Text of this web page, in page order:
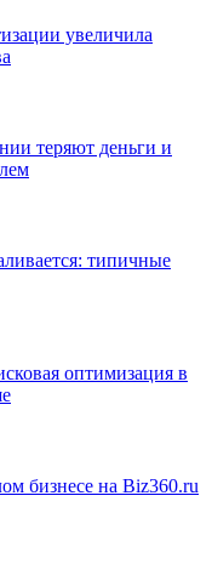
увеличила
теряют деньги и
типичные
оптимизация в
бизнесе на Biz360.ru